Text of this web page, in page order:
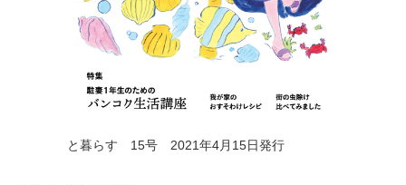
と暮らす 15号 2021年4月15日発行